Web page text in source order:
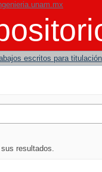
escritos para titulación
resultados.